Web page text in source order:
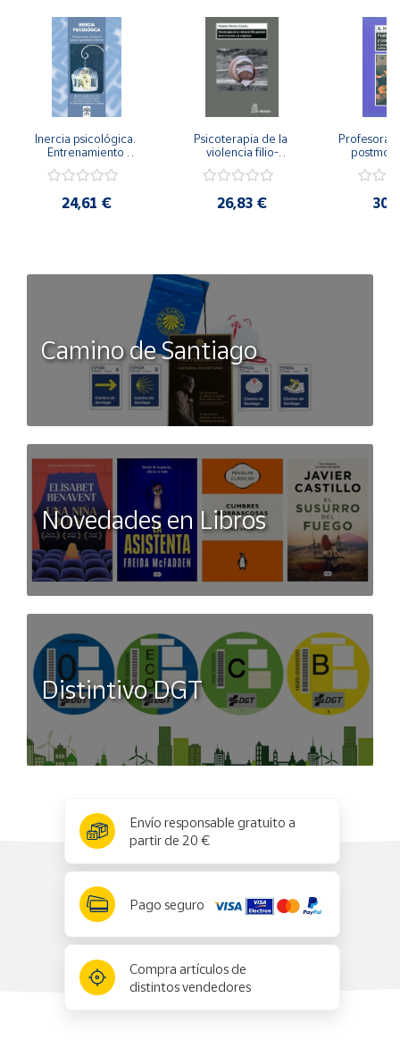
Inercia psicológica.
Entrenamiento
Igualdad de Género.
24,61 €
Psicoterapia de la
violencia filio-
secreto y la
26,83 €
Camino de Santiago
Novedades en Libros
Distintivo DGT
Envío responsable gratuito a
partir de 20 €
Pago seguro
Compra artículos de
distintos vendedores